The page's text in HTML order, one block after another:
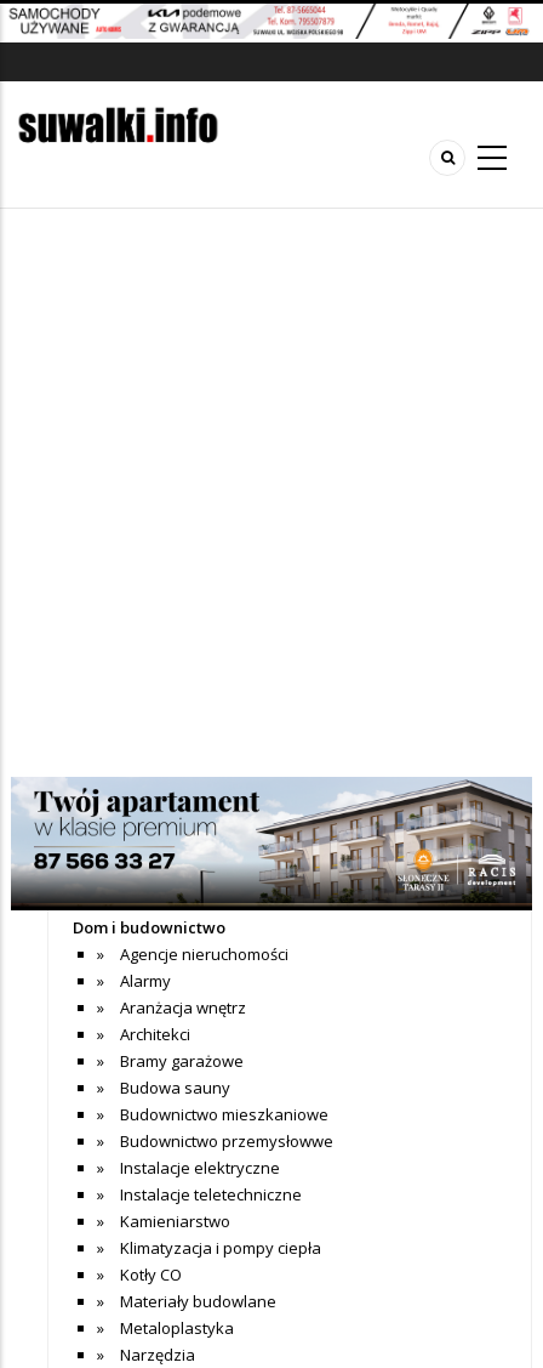
Nie dodano jeszcze wpisów do tej kategorii
+ Dodaj wpis
Katalog firm
Dom i budownictwo
Agencje nieruchomości
Alarmy
Aranżacja wnętrz
Architekci
Bramy garażowe
Budowa sauny
Budownictwo mieszkaniowe
Budownictwo przemysłowwe
Instalacje elektryczne
Instalacje teletechniczne
Kamieniarstwo
Klimatyzacja i pompy ciepła
Kotły CO
Materiały budowlane
Metaloplastyka
Narzędzia